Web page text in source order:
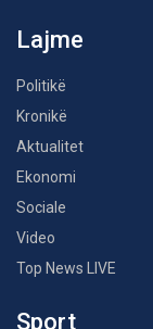
Lajme
Politikë
Kronikë
Aktualitet
Ekonomi
Sociale
Video
Top News LIVE
Sport